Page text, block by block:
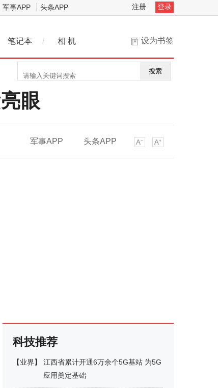
军事APP 头条APP 注册 登录
设为书签
笔记本 / 相 机
搜索
眼
军事APP 头条APP
科技推荐
【业界】
江西省累计开通6万余个5G基站 为5G
应用奠定基础